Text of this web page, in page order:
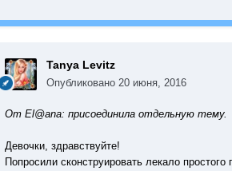
Tanya Levitz
Опубликовано 20 июня, 2016
От El@ana: присоединила отдельную тему.
Девочки, здравствуйте!
Попросили сконструировать лекало простого